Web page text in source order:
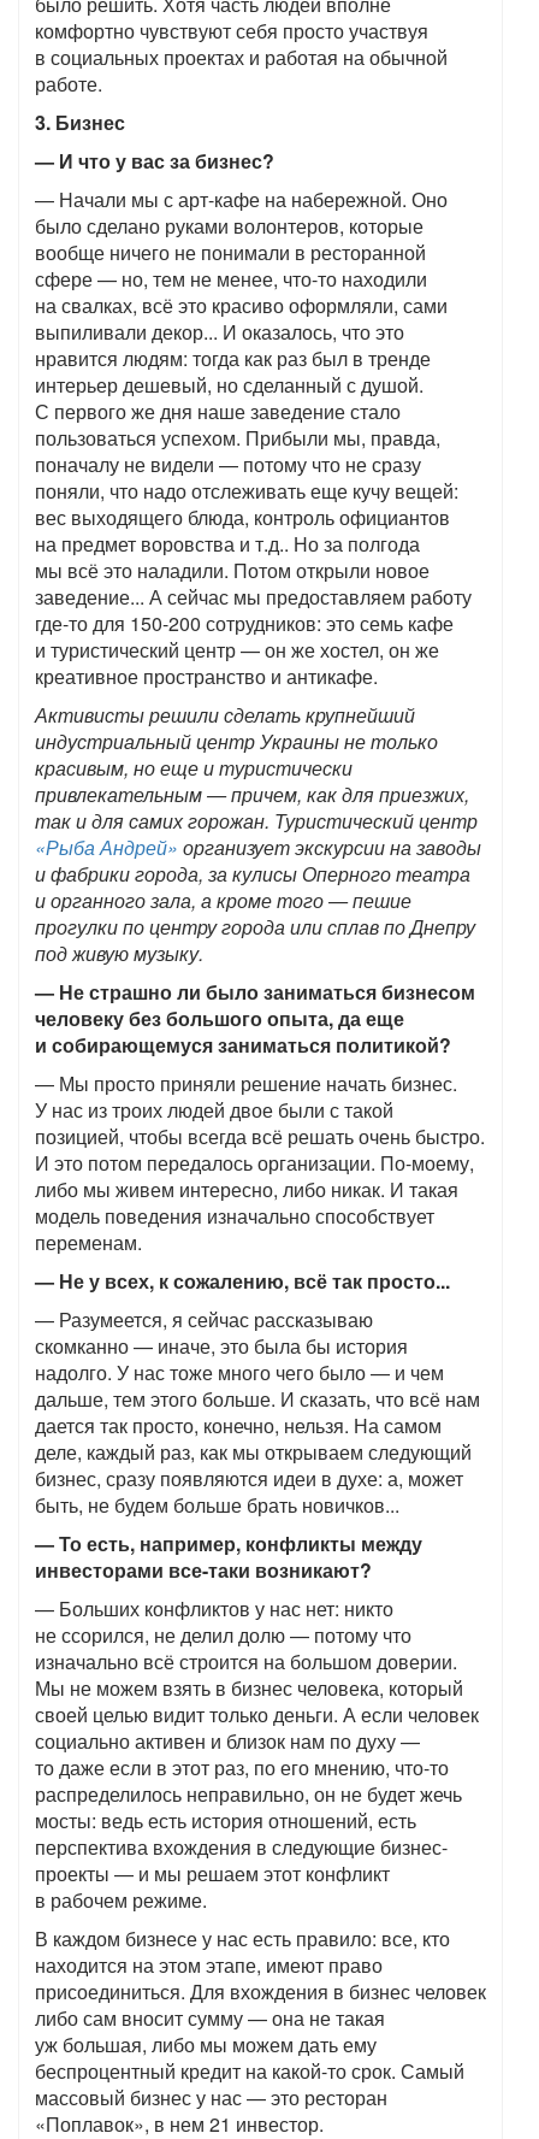
комфортно чувствуют себя просто участвуя
в социальных проектах и работая на обычной
работе.
3. Бизнес
— И что у вас за бизнес?
— Начали мы с арт-кафе на набережной. Оно
было сделано руками волонтеров, которые
вообще ничего не понимали в ресторанной
сфере — но, тем не менее, что-то находили
на свалках, всё это красиво оформляли, сами
выпиливали декор... И оказалось, что это
нравится людям: тогда как раз был в тренде
интерьер дешевый, но сделанный с душой.
С первого же дня наше заведение стало
пользоваться успехом. Прибыли мы, правда,
поначалу не видели — потому что не сразу
поняли, что надо отслеживать еще кучу вещей:
вес выходящего блюда, контроль официантов
на предмет воровства и т.д.. Но за полгода
мы всё это наладили. Потом открыли новое
заведение... А сейчас мы предоставляем работу
где-то для 150-200 сотрудников: это семь кафе
и туристический центр — он же хостел, он же
креативное пространство и антикафе.
Активисты решили сделать крупнейший
индустриальный центр Украины не только
красивым, но еще и туристически
привлекательным — причем, как для приезжих,
так и для самих горожан. Туристический центр
«Рыба Андрей» организует экскурсии на заводы
и фабрики города, за кулисы Оперного театра
и органного зала, а кроме того — пешие
прогулки по центру города или сплав по Днепру
под живую музыку.
— Не страшно ли было заниматься бизнесом
человеку без большого опыта, да еще
и собирающемуся заниматься политикой?
— Мы просто приняли решение начать бизнес.
У нас из троих людей двое были с такой
позицией, чтобы всегда всё решать очень быстро.
И это потом передалось организации. По-моему,
либо мы живем интересно, либо никак. И такая
модель поведения изначально способствует
переменам.
— Не у всех, к сожалению, всё так просто...
— Разумеется, я сейчас рассказываю
скомканно — иначе, это была бы история
надолго. У нас тоже много чего было — и чем
дальше, тем этого больше. И сказать, что всё нам
дается так просто, конечно, нельзя. На самом
деле, каждый раз, как мы открываем следующий
бизнес, сразу появляются идеи в духе: а, может
быть, не будем больше брать новичков...
— То есть, например, конфликты между
инвесторами все-таки возникают?
— Больших конфликтов у нас нет: никто
не ссорился, не делил долю — потому что
изначально всё строится на большом доверии.
Мы не можем взять в бизнес человека, который
своей целью видит только деньги. А если человек
социально активен и близок нам по духу —
то даже если в этот раз, по его мнению, что-то
распределилось неправильно, он не будет жечь
мосты: ведь есть история отношений, есть
перспектива вхождения в следующие бизнес-
проекты — и мы решаем этот конфликт
в рабочем режиме.
В каждом бизнесе у нас есть правило: все, кто
находится на этом этапе, имеют право
присоединиться. Для вхождения в бизнес человек
либо сам вносит сумму — она не такая
уж большая, либо мы можем дать ему
беспроцентный кредит на какой-то срок. Самый
массовый бизнес у нас — это ресторан
«Поплавок», в нем 21 инвестор.